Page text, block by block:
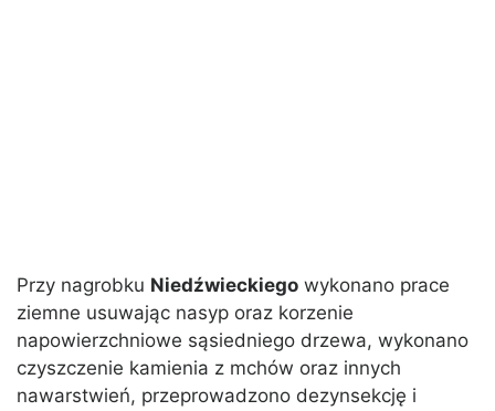
Przy nagrobku Niedźwieckiego wykonano prace
ziemne usuwając nasyp oraz korzenie
napowierzchniowe sąsiedniego drzewa, wykonano
czyszczenie kamienia z mchów oraz innych
nawarstwień, przeprowadzono dezynsekcję i